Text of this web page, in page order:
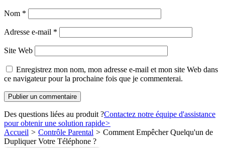
Nom *
Adresse e-mail *
Site Web
Enregistrez mon nom, mon adresse e-mail et mon site Web dans
ce navigateur pour la prochaine fois que je commenterai.
Des questions liées au produit ?Contactez notre équipe d'assistance
pour obtenir une solution rapide>
Accueil > Contrôle Parental > Comment Empêcher Quelqu'un de
Dupliquer Votre Téléphone ?